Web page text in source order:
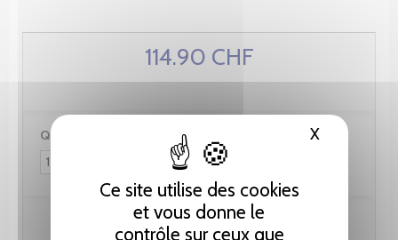
Ce site utilise des cookies
et vous donne le
contrôle sur ceux que
XMasquer
114.90 CHF
Quantité :
Ajouter au panier